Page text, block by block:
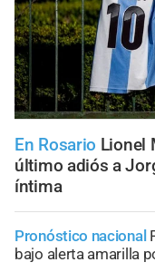
En Rosario Lionel
último adiós a
íntima
Pronóstico nacional
bajo alerta amarilla